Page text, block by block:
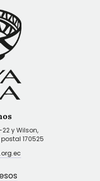
22 y Wilson,
170525